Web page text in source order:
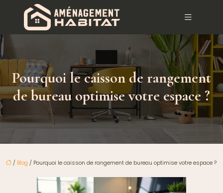
Pourquoi le caisson de rangement
de bureau optimise votre espace ?
/ Blog / Pourquoi le caisson de rangement de bureau optimise votre espace ?